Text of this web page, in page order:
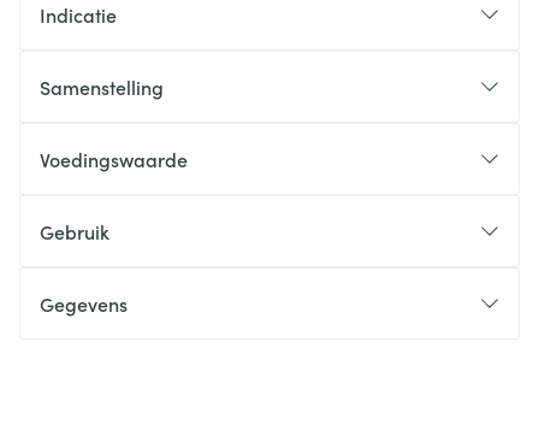
Indicatie
Samenstelling
Voedingswaarde
Gebruik
Gegevens